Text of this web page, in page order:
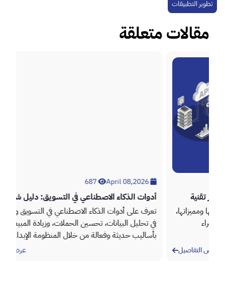
تطوير التطبيقات
مقالات متعلقة
687
أدوات الذكاء الاصطناعي في التسويق: دليل شامل لزيادة
الأداء
تعرف على أدوات الذكاء الاصطناعي في التسويق وكيف تساعد
في تحليل البيانات، تحسين الحملات، وزيادة المبيعات
بأساليب حديثة وفعالة من خلال المنظومة الإبداعية.